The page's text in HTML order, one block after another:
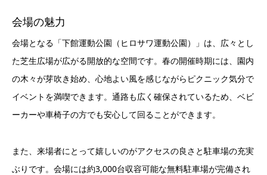
会場の魅力
会場となる「下館運動公園（ヒロサワ運動公園）」は、広々とし
た芝生広場が広がる開放的な空間です。春の開催時期には、園内
の木々が芽吹き始め、心地よい風を感じながらピクニック気分で
イベントを満喫できます。通路も広く確保されているため、ベビ
ーカーや車椅子の方でも安心して回ることができます。
また、来場者にとって嬉しいのがアクセスの良さと駐車場の充実
ぶりです。会場には約3,000台収容可能な無料駐車場が完備され